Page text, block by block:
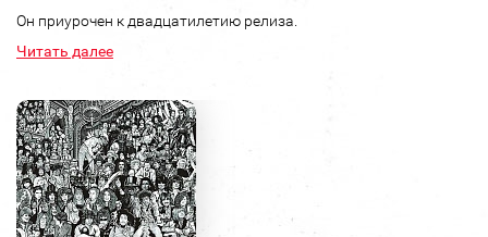
Он приурочен к двадцатилетию релиза.
Читать далее